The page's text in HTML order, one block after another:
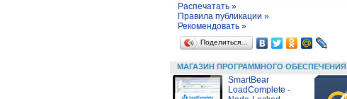
Распечатать »
Правила публикации »
Рекомендовать »
Поделиться…
МАГАЗИН ПРОГРАММНОГО ОБЕСПЕЧЕНИЯ
SmartBear
LoadComplete -